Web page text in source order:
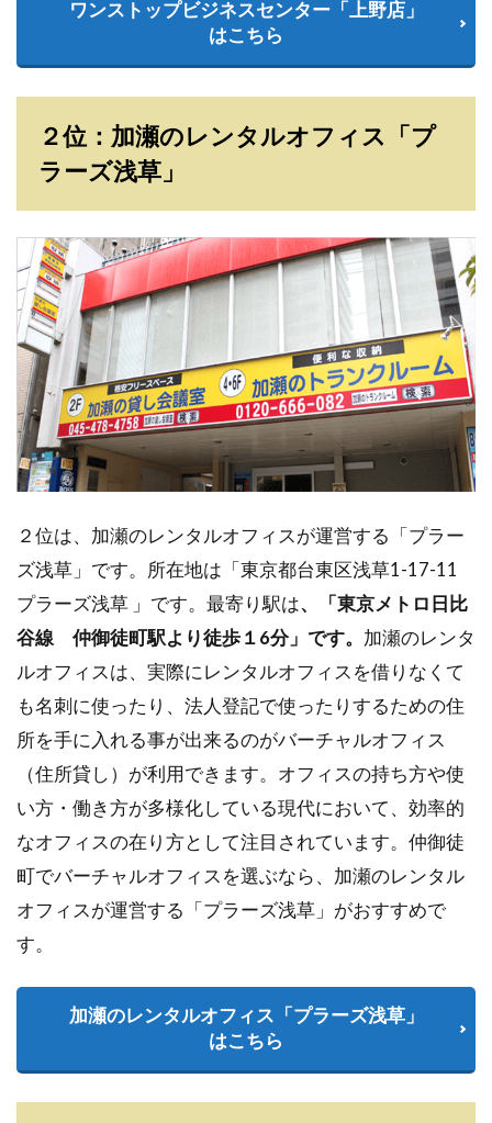
ワンストップビジネスセンター「上野店」
はこちら
２位：加瀬のレンタルオフィス「プ
ラーズ浅草」
２位は、加瀬のレンタルオフィスが運営する「プラー
ズ浅草」です。所在地は「東京都台東区浅草1-17-11
プラーズ浅草 」です。最寄り駅は、「東京メトロ日比
谷線 仲御徒町駅より徒歩１6分」です。 加瀬のレンタ
ルオフィスは、実際にレンタルオフィスを借りなくて
も名刺に使ったり、法人登記で使ったりするための住
所を手に入れる事が出来るのがバーチャルオフィス
（住所貸し）が利用できます。オフィスの持ち方や使
い方・働き方が多様化している現代において、効率的
なオフィスの在り方として注目されています。仲御徒
町でバーチャルオフィスを選ぶなら、加瀬のレンタル
オフィスが運営する「プラーズ浅草」がおすすめで
す。
加瀬のレンタルオフィス「プラーズ浅草」
はこちら